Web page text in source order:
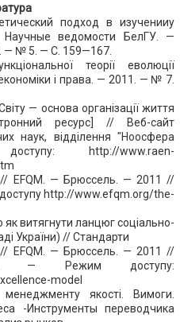
подход в изученииу
Научные ведомости БелГУ. —
— № 5. — С. 159—167.
теорії еволюції
і права. — 2011. — № 7.
— основа організації життя
ресурс] // Веб-сайт
наук, відділення "Ноосфера
http://www.raen-
// EFQM. — Брюссель. — 2011 //
http://www.efqm.org/the-
витягнути ланцюг соціально-
України) // Стандарти
// EFQM. — Брюссель. — 2011 //
— Режим доступу:
model
якості. Вимоги.
-Инструменты переводчика